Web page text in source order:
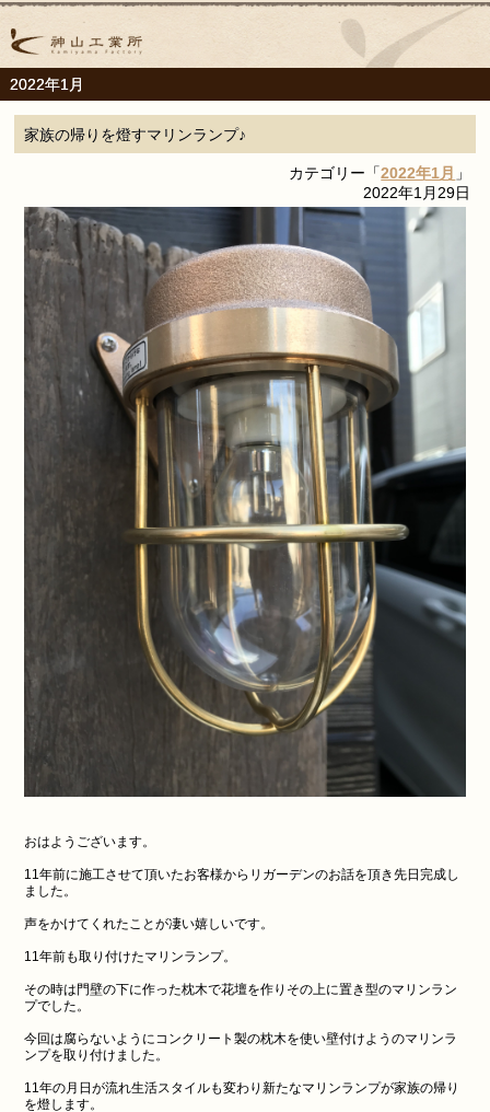
2022年1月
家族の帰りを燈すマリンランプ♪
カテゴリー「2022年1月 」
2022年1月29日
おはようございます。
11年前に施工させて頂いたお客様からリガーデンのお話を頂き先日完成し
ました。
声をかけてくれたことが凄い嬉しいです。
11年前も取り付けたマリンランプ。
その時は門壁の下に作った枕木で花壇を作りその上に置き型のマリンラン
プでした。
今回は腐らないようにコンクリート製の枕木を使い壁付けようのマリンラ
ンプを取り付けました。
11年の月日が流れ生活スタイルも変わり新たなマリンランプが家族の帰り
を燈します。